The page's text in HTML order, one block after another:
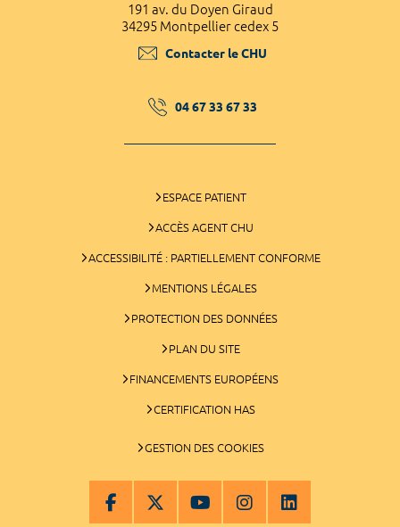
191 av. du Doyen Giraud
34295 Montpellier cedex 5
Contacter le CHU
04 67 33 67 33
ESPACE PATIENT
ACCÈS AGENT CHU
ACCESSIBILITÉ : PARTIELLEMENT CONFORME
MENTIONS LÉGALES
PROTECTION DES DONNÉES
PLAN DU SITE
FINANCEMENTS EUROPÉENS
CERTIFICATION HAS
GESTION DES COOKIES